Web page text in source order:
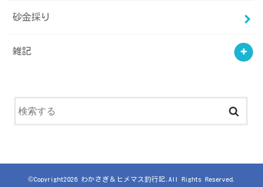
砂金採り
雑記
©Copyright2026 わかさぎ＆ヒメマス釣行記 .All Rights Reserved.